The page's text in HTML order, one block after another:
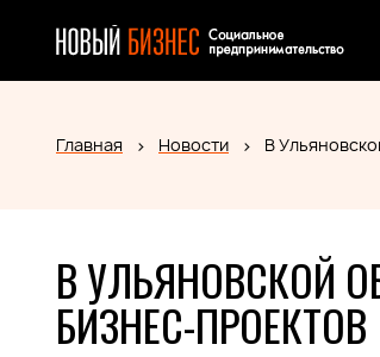
Главная Новости В
В УЛЬЯНОВСКОЙ
БИЗНЕС-ПРОЕКТОВ